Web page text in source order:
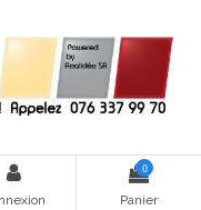
0
Panier